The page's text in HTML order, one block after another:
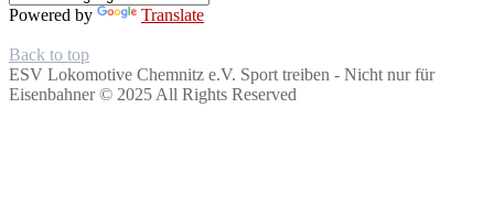
Powered by
Translate
Back to top
ESV Lokomotive Chemnitz e.V. Sport treiben - Nicht nur für
Eisenbahner © 2025 All Rights Reserved